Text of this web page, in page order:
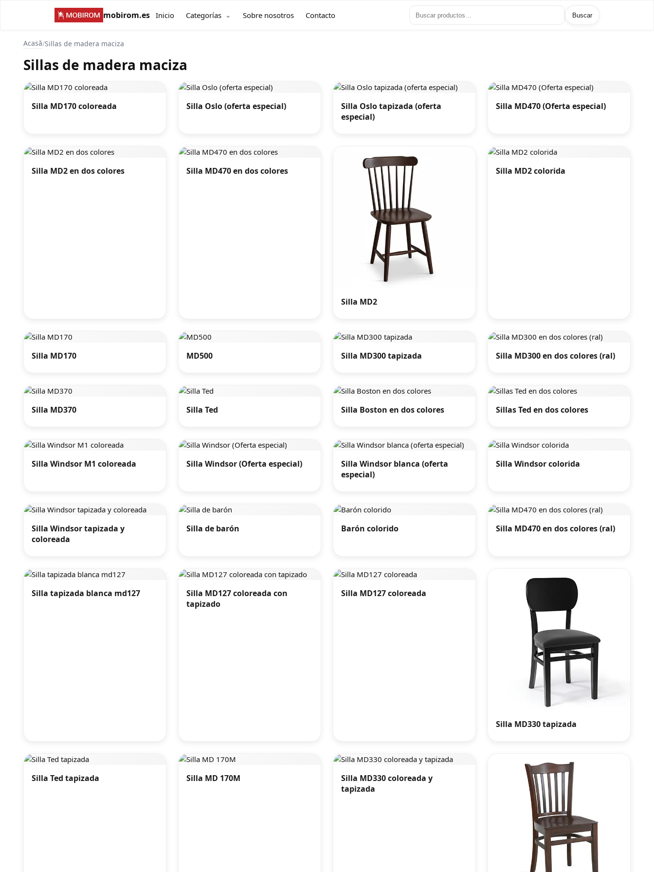
mobirom.es Inicio Categorías Sobre nosotros Contacto Buscar
Acasă/Sillas de madera maciza
Sillas de madera maciza
Silla MD170 coloreada Silla Oslo (oferta especial)
Silla Oslo tapizada (oferta
especial)
Silla MD470 (Oferta especial)
Silla MD2 en dos colores Silla MD470 en dos colores
Silla MD2
Silla MD2 colorida
Silla MD170 MD500 Silla MD300 tapizada Silla MD300 en dos colores (ral)
Silla MD370 Silla Ted Silla Boston en dos colores Sillas Ted en dos colores
Silla Windsor M1 coloreada Silla Windsor (Oferta especial)
Silla Windsor blanca (oferta
especial)
Silla Windsor colorida
Silla Windsor tapizada y
coloreada
Silla de barón Barón colorido Silla MD470 en dos colores (ral)
Silla tapizada blanca md127
Silla MD127 coloreada con
tapizado
Silla MD127 coloreada
Silla MD330 tapizada
Silla Ted tapizada Silla MD 170M
Silla MD330 coloreada y
tapizada